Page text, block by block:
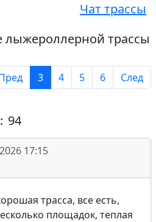
Чат трассы
лыжероллерной трассы
3 4 5 6 След
94
17:15
трасса, все есть,
площадок, теплая